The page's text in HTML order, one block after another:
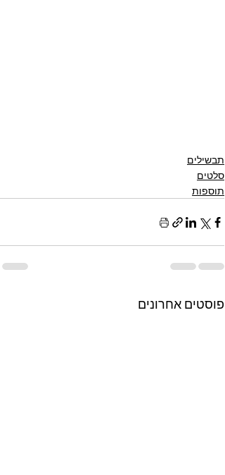
תבשילים
סלטים
תוספות
פוסטים אחרונים